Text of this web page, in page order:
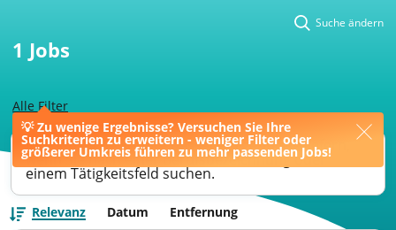
💡 Zu wenige Ergebnisse? Versuchen Sie Ihre
Suchkriterien zu erweitern - weniger Filter oder
größerer Umkreis führen zu mehr passenden Jobs!
Alle Filter
Suche ändern
1 Jobs
Ihre Jobsuche könnte bessere Ergebnisse liefern,
wenn Sie nach einer Berufsbezeichnung oder
einem Tätigkeitsfeld suchen.
Relevanz Datum Entfernung